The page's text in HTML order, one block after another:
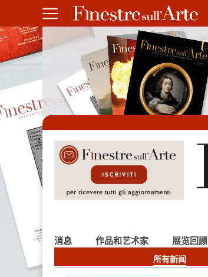
消息
所有新闻
作品和艺术家 展览回顾